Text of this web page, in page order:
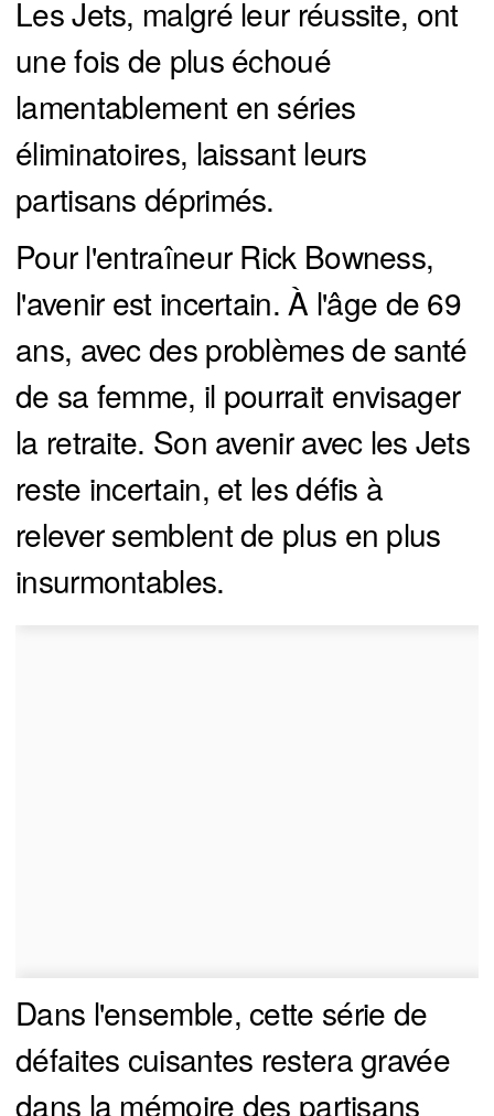
Les Jets, malgré leur réussite, ont
une fois de plus échoué
lamentablement en séries
éliminatoires, laissant leurs
partisans déprimés.
Pour l'entraîneur Rick Bowness,
l'avenir est incertain. À l'âge de 69
ans, avec des problèmes de santé
de sa femme, il pourrait envisager
la retraite. Son avenir avec les Jets
reste incertain, et les défis à
relever semblent de plus en plus
insurmontables.
Dans l'ensemble, cette série de
défaites cuisantes restera gravée
dans la mémoire des partisans